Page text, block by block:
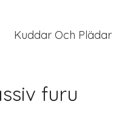
Kuddar Och Plädar
furu